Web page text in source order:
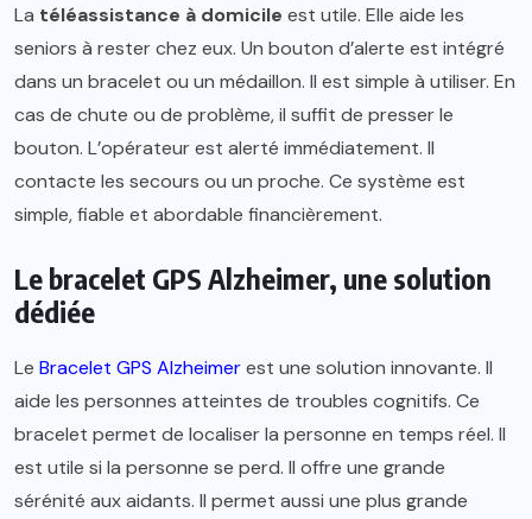
La téléassistance à domicile est utile. Elle aide les
seniors à rester chez eux. Un bouton d’alerte est intégré
dans un bracelet ou un médaillon. Il est simple à utiliser. En
cas de chute ou de problème, il suffit de presser le
bouton. L’opérateur est alerté immédiatement. Il
contacte les secours ou un proche. Ce système est
simple, fiable et abordable financièrement.
Le bracelet GPS Alzheimer, une solution
dédiée
Le Bracelet GPS Alzheimerest une solution innovante. Il
aide les personnes atteintes de troubles cognitifs. Ce
bracelet permet de localiser la personne en temps réel. Il
est utile si la personne se perd. Il offre une grande
sérénité aux aidants. Il permet aussi une plus grande